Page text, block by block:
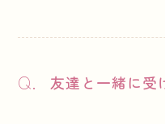
友達と一緒に受